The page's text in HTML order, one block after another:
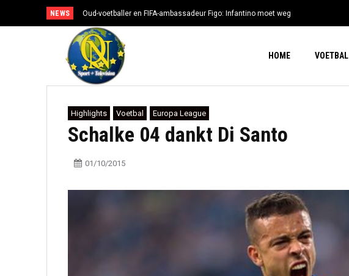
NEWS Oud-voetballer en FIFA-ambassadeur Figo: Infantino moet weg
HOME VOETBAL
Highlights Voetbal Europa League
Schalke 04 dankt Di Santo
01/10/2015